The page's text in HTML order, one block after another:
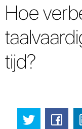
Hoe
tijd?